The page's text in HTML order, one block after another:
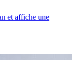
et affiche une